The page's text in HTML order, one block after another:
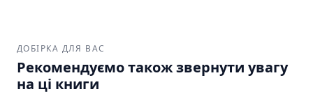
ДОБІРКА ДЛЯ ВАС
Рекомендуємо також звернути увагу
на ці книги